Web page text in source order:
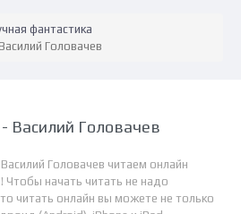
фантастика
Головачев
Василий Головачев
Головачев читаем онлайн
Чтобы начать читать не надо
читать онлайн вы можете не только